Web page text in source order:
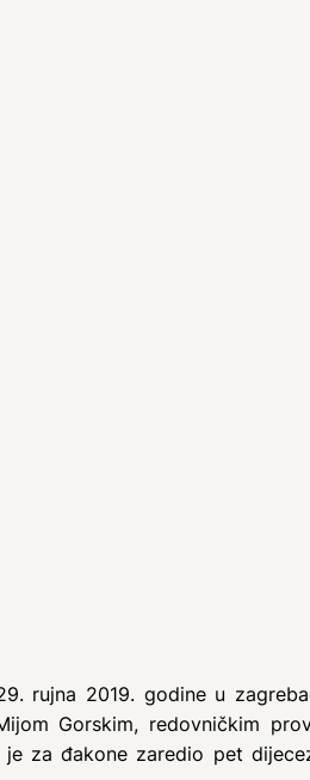
rujna 2019. godine u
Gorskim, redovničkim
za đakone zaredio pet